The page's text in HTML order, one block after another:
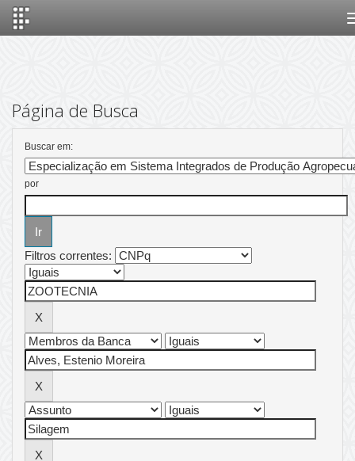
Página de Busca
Buscar em:
por
Filtros correntes: